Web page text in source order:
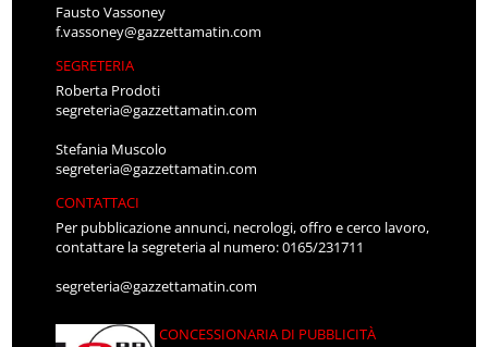
Fausto Vassoney
f.vassoney@gazzettamatin.com
SEGRETERIA
Roberta Prodoti
segreteria@gazzettamatin.com
Stefania Muscolo
segreteria@gazzettamatin.com
CONTATTACI
Per pubblicazione annunci, necrologi, offro e cerco lavoro,
contattare la segreteria al numero: 0165/231711
segreteria@gazzettamatin.com
CONCESSIONARIA DI PUBBLICITÀ